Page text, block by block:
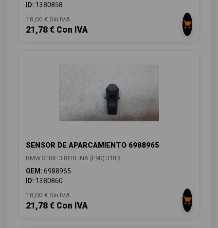
ID: 1380858
18,00 € Sin IVA
21,78 € Con IVA
SENSOR DE APARCAMIENTO 6988965
BMW SERIE 3 BERLINA (E90) 318D
OEM: 6988965
ID: 1380860
18,00 € Sin IVA
21,78 € Con IVA